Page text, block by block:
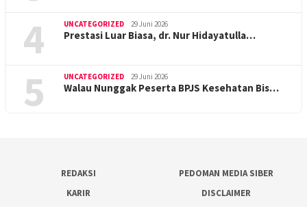
4 UNCATEGORIZED 29 Juni 2026
Prestasi Luar Biasa, dr. Nur Hidayatulla…
5 UNCATEGORIZED 29 Juni 2026
Walau Nunggak Peserta BPJS Kesehatan Bis…
REDAKSI
PEDOMAN MEDIA SIBER
KARIR
DISCLAIMER